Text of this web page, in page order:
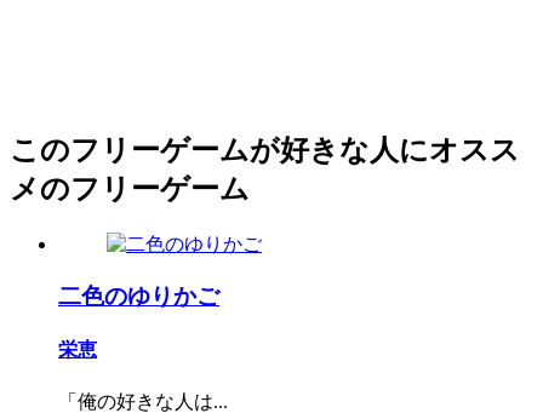
このフリーゲームが好きな人にオスス
メのフリーゲーム
二色のゆりかご
栄恵
「俺の好きな人は...